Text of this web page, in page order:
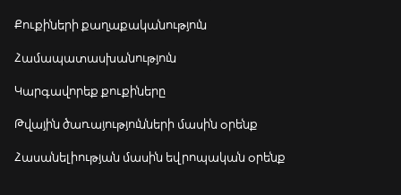
Քուքիների քաղաքականություն
Համապատասխանություն
Կարգավորեք քուքիները
Թվային ծառայությունների մասին օրենք
Հասանելիության մասին եվրոպական օրենք